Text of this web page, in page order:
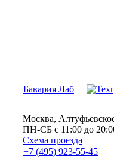
Бавария Лаб
Москва,
ПН-СБ с 11:00 до
Схема проезда
+7 (495) 923-55-45